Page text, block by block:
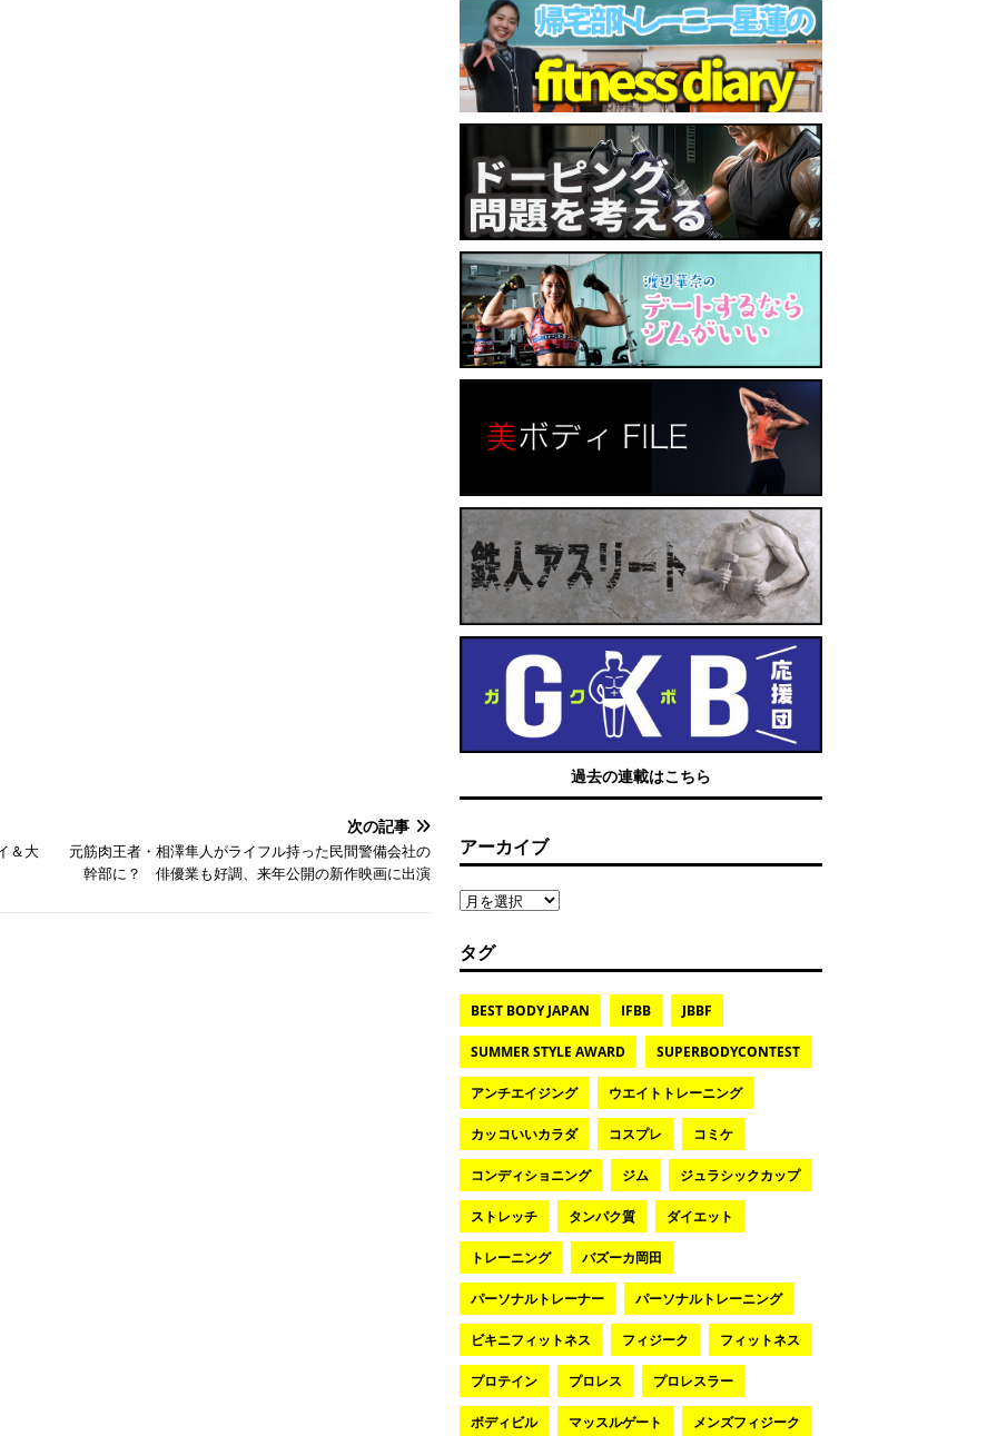
＆大
次の記事
元筋肉王者・相澤隼人がライフル持った民間警備会社の
幹部に？ 俳優業も好調、来年公開の新作映画に出演
過去の連載はこちら
アーカイブ
タグ
BEST BODY JAPAN IFBB JBBF
SUMMER STYLE AWARD SUPERBODYCONTEST
アンチエイジング ウエイトトレーニング
カッコいいカラダ コスプレ コミケ
コンディショニング ジム ジュラシックカップ
ストレッチ タンパク質 ダイエット
トレーニング バズーカ岡田
パーソナルトレーナー パーソナルトレーニング
ビキニフィットネス フィジーク フィットネス
プロテイン プロレス プロレスラー
ボディビル マッスルゲート メンズフィジーク